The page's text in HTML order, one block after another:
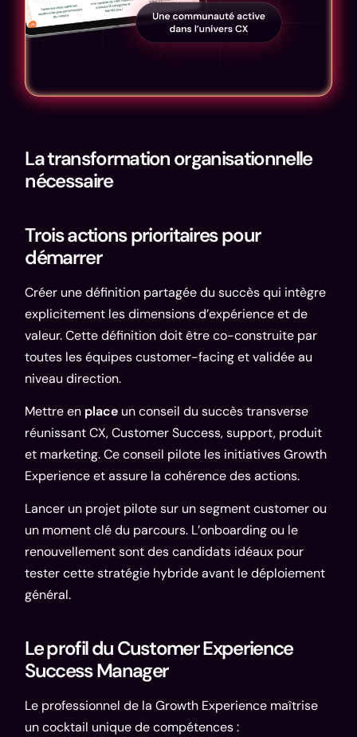
La transformation organisationnelle
nécessaire
Trois actions prioritaires pour
démarrer
Créer une définition partagée du succès qui intègre
explicitement les dimensions d’expérience et de
valeur. Cette définition doit être co-construite par
toutes les équipes customer-facing et validée au
niveau direction.
Mettre en place un conseil du succès transverse
réunissant CX, Customer Success, support, produit
et marketing. Ce conseil pilote les initiatives Growth
Experience et assure la cohérence des actions.
Lancer un projet pilote sur un segment customer ou
un moment clé du parcours. L’onboarding ou le
renouvellement sont des candidats idéaux pour
tester cette stratégie hybride avant le déploiement
général.
Le profil du Customer Experience
Success Manager
Le professionnel de la Growth Experience maîtrise
un cocktail unique de compétences :